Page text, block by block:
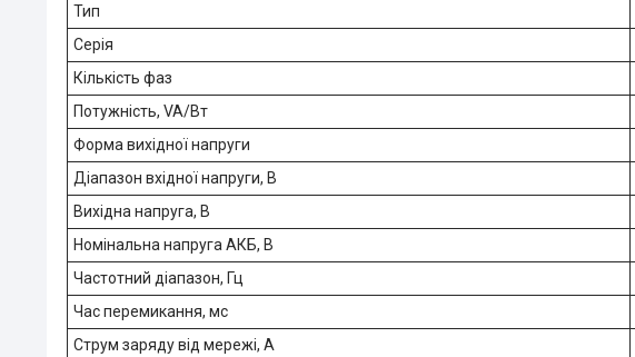
Тип
Серія
Кількість фаз
Потужність, VA/Вт
Форма вихідної напруги
Діапазон вхідної напруги, В
Вихідна напруга, В
Номінальна напруга АКБ, В
Частотний діапазон, Гц
Час перемикання, мс
Струм заряду від мережі, А